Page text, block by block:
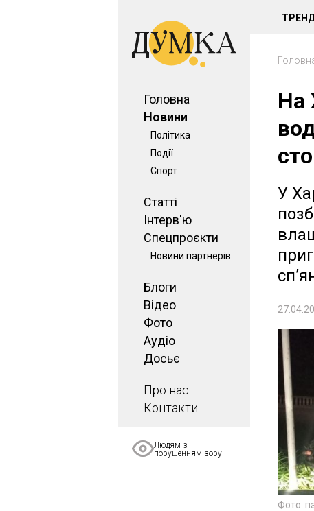
Головна
Новини
Політика
Події
Спорт
Статті
Інтерв'ю
Спецпроєкти
Новини партнерів
Блоги
Відео
Фото
Аудіо
Досьє
Про нас
Контакти
Людям з
порушенням зору
На
У
Фото: